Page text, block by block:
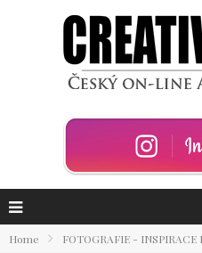
Home FOTOGRAFIE - INSPIRACE